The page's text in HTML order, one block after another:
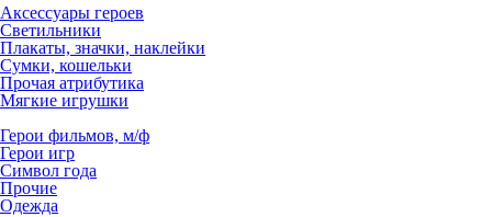
Аксессуары героев
Светильники
Плакаты, значки, наклейки
Сумки, кошельки
Прочая атрибутика
Мягкие игрушки
Герои фильмов, м/ф
Герои игр
Символ года
Прочие
Одежда